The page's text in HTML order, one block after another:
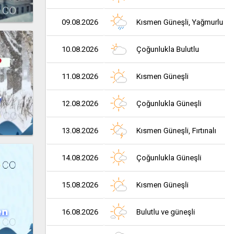
09.08.2026 Kısmen Güneşli, Yağmurlu
10.08.2026 Çoğunlukla Bulutlu
11.08.2026 Kısmen Güneşli
12.08.2026 Çoğunlukla Güneşli
13.08.2026 Kısmen Güneşli, Fırtınalı
14.08.2026 Çoğunlukla Güneşli
15.08.2026 Kısmen Güneşli
16.08.2026 Bulutlu ve güneşli